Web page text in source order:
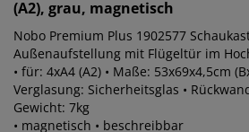
(A2), grau, magnetisch
Nobo Premium Plus 1902577
Außenaufstellung mit Flügeltür im
• für: 4xA4 (A2) • Maße: 53x69x4,5cm
Verglasung: Sicherheitsglas •
Gewicht: 7kg
• magnetisch • beschreibbar